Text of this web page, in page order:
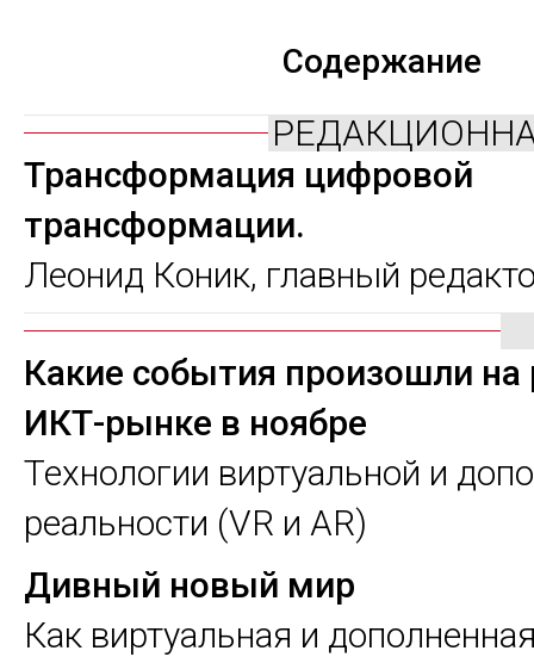
Содержание
Трансформация цифровой
трансформации.
Леонид Коник, главный
Какие события произошли на
ИКТ-рынке в ноябре
Технологии виртуальной и
реальности (VR и AR)
Дивный новый мир
Как виртуальная и